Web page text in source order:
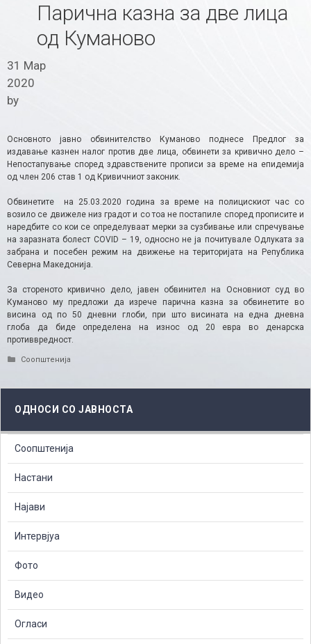
Парична казна за две лица
од Куманово
31 Мар
2020
by
Основното јавно обвинителство Куманово поднесе Предлог за
издавање казнен налог против две лица, обвинети за кривично дело –
Непостапување според здравствените прописи за време на епидемија
од член 206 став 1 од Кривичниот законик.
Обвинетите на 25.03.2020 година за време на полицискиот час со
возило се движеле низ градот и со тоа не постапиле според прописите и
наредбите со кои се определуваат мерки за сузбивање или спречување
на заразната болест COVID – 19, односно не ја почитувале Одлуката за
забрана и посебен режим на движeње на територијата на Република
Северна Македонија.
За стореното кривично дело, јавен обвинител на Основниот суд во
Куманово му предложи да изрече парична казна за обвинетите во
висина од по 50 дневни глоби, при што висината на една дневна
глоба да биде определена на износ од 20 евра во денарска
противвредност.
Categories
Соопштенија
ОДНОСИ СО ЈАВНОСТА
Соопштенија
Настани
Најави
Интервјуа
Фото
Видео
Огласи